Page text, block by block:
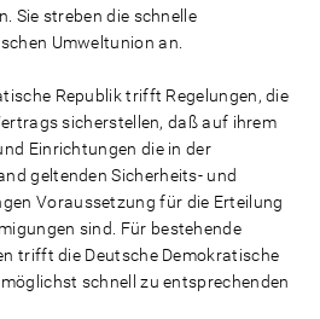
Sie streben die schnelle
Umweltunion an.
Republik trifft Regelungen, die
sicherstellen, daß auf ihrem
Einrichtungen die in der
geltenden Sicherheits- und
Voraussetzung für die Erteilung
sind. Für bestehende
trifft die Deutsche Demokratische
schnell zu entsprechenden